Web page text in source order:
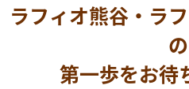
ラフィオ熊谷・ラ
の
第一歩をお待